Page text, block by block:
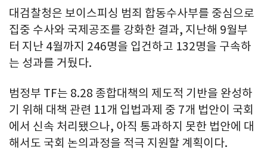
대검찰청은 보이스피싱 범죄 합동수사부를 중심으로
집중 수사와 국제공조를 강화한 결과, 지난해 9월부
터 지난 4월까지 246명을 입건하고 132명을 구속하
는 성과를 거뒀다.
범정부 TF는 8.28 종합대책의 제도적 기반을 완성하
기 위해 대책 관련 11개 입법과제 중 7개 법안이 국회
에서 신속 처리됐으나, 아직 통과하지 못한 법안에 대
해서도 국회 논의과정을 적극 지원할 계획이다.